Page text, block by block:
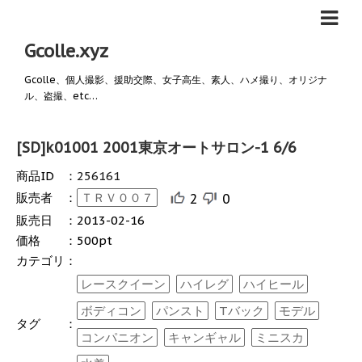
Gcolle.xyz
Gcolle、個人撮影、援助交際、女子高生、素人、ハメ撮り、オリジナ
ル、盗撮、etc…
[SD]k01001 2001東京オートサロン-1 6/6
商品ID ： 256161
販売者
： ＴＲＶ００７ 2 0
販売日 ： 2013-02-16
価格
： 500pt
カテゴリ ：
タグ ：
レースクイーン ハイレグ
ハイヒール
ボディコン
パンスト Tバック
モデル
コンパニオン
キャンギャル
ミニスカ